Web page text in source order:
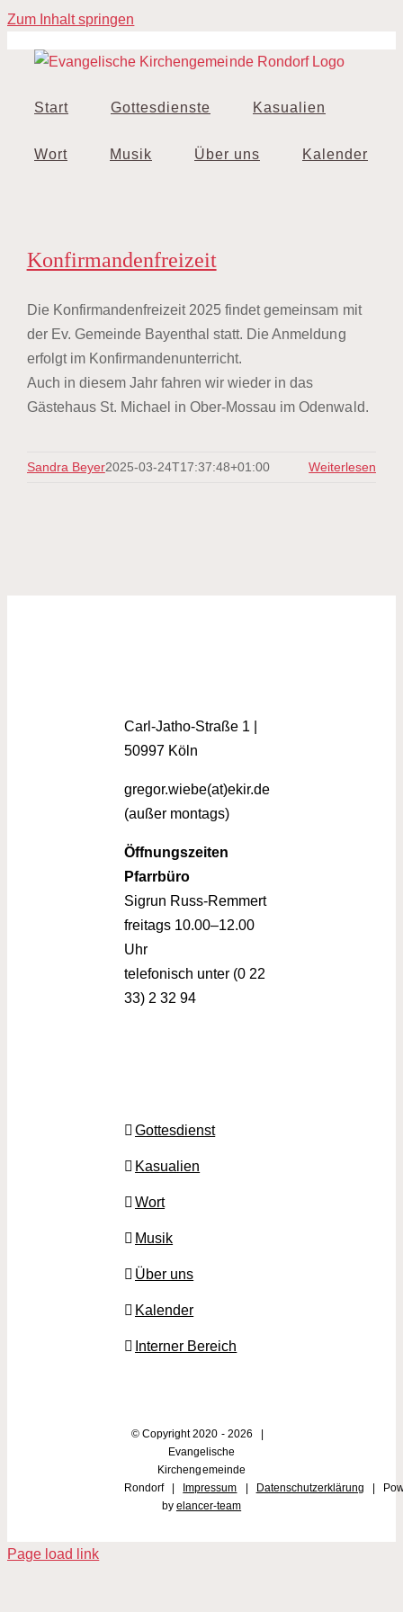
Zum Inhalt springen
Start Gottesdienste Kasualien
Wort Musik Über uns Kalender
Konfirmandenfreizeit
Die Konfirmandenfreizeit 2025 findet gemeinsam mit
der Ev. Gemeinde Bayenthal statt. Die Anmeldung
erfolgt im Konfirmandenunterricht.
Auch in diesem Jahr fahren wir wieder in das
Gästehaus St. Michael in Ober-Mossau im Odenwald.
Sandra Beyer2025-03-24T17:37:48+01:00 Weiterlesen
Carl-Jatho-Straße 1 |
50997 Köln
gregor.wiebe(at)ekir.de
(außer montags)
Öffnungszeiten
Pfarrbüro
Sigrun Russ-Remmert
freitags 10.00–12.00
Uhr
telefonisch unter (0 22
33) 2 32 94
Gottesdienst
Kasualien
Wort
Musik
Über uns
Kalender
Interner Bereich
© Copyright 2020 - 2026 |
Evangelische
Kirchengemeinde
Rondorf |
Impressum Datenschutzerklärung |
by elancer-team
Page load link